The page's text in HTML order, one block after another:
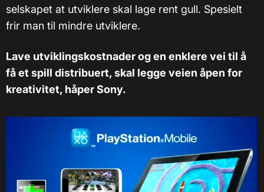
selskapet at utviklere skal lage rent gull. Spesielt
frir man til mindre utviklere.
Lave utviklingskostnader og en enklere vei til å
få et spill distribuert, skal legge veien åpen for
kreativitet, håper Sony.